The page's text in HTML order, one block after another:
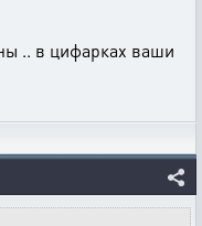
.. в цифарках ваши